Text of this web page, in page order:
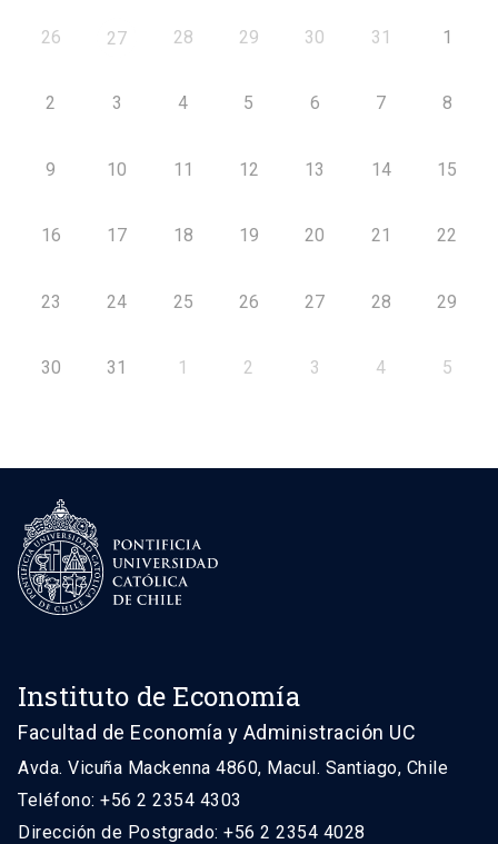
26 27 28 29 30 31 1
2 3 4 5 6 7 8
9 10 11 12 13 14 15
16 17 18 19 20 21 22
23 24 25 26 27 28 29
30 31 1 2 3 4 5
Instituto de Economía
Facultad de Economía y Administración UC
Avda. Vicuña Mackenna 4860, Macul. Santiago, Chile
Teléfono: +56 2 2354 4303
Dirección de Postgrado: +56 2 2354 4028